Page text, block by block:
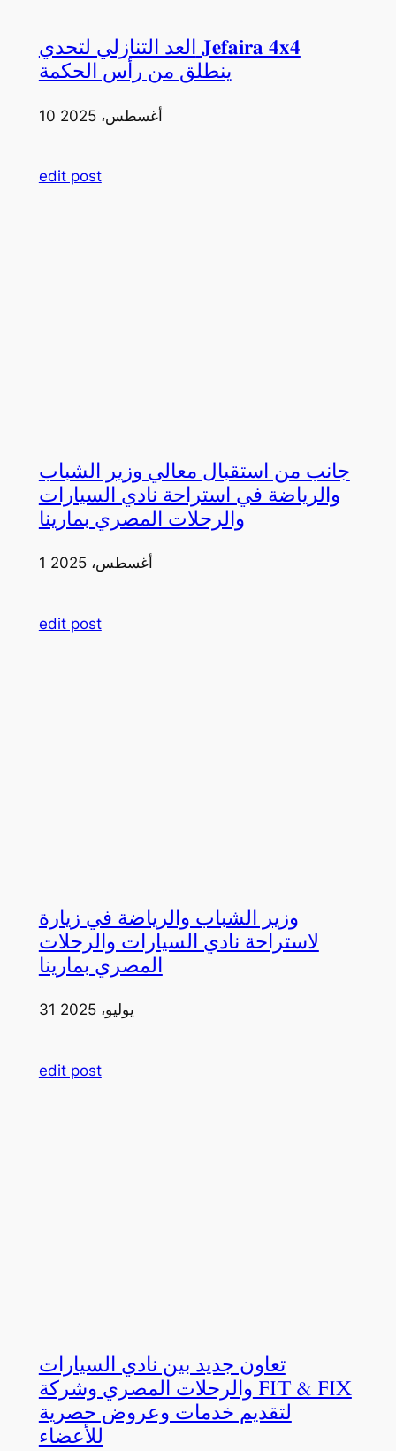
العد التنازلي لتحدي 𝐉𝐞𝐟𝐚𝐢𝐫𝐚 𝟒𝐱𝟒
ينطلق من رأس الحكمة
10 أغسطس، 2025
edit post
جانب من استقبال معالي وزير الشباب
والرياضة في استراحة نادي السيارات
والرحلات المصري بمارينا
1 أغسطس، 2025
edit post
وزير الشباب والرياضة في زيارة
لاستراحة نادي السيارات والرحلات
المصري بمارينا
31 يوليو، 2025
edit post
تعاون جديد بين نادي السيارات
والرحلات المصري وشركة FIT & FIX
لتقديم خدمات وعروض حصرية
للأعضاء